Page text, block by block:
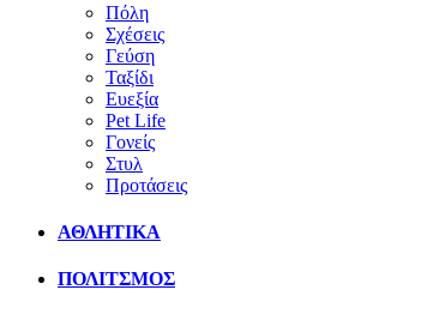
Πόλη
Σχέσεις
Γεύση
Ταξίδι
Ευεξία
Pet Life
Γονείς
Στυλ
Προτάσεις
ΑΘΛΗΤΙΚΑ
ΠΟΛΙΤΣΜΟΣ